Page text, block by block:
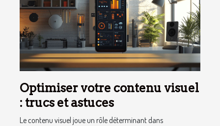
Optimiser votre contenu visuel
: trucs et astuces
Le contenu visuel joue un rôle déterminant dans